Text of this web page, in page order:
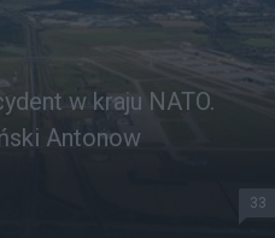
w kraju NATO.
Antonow
33